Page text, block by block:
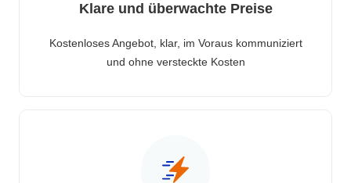
Klare und überwachte Preise
Kostenloses Angebot, klar, im Voraus kommuniziert
und ohne versteckte Kosten